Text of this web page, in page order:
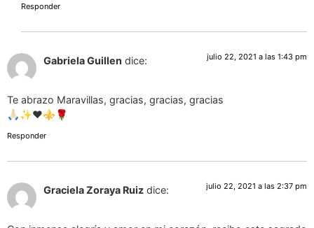
Responder
Gabriela Guillen dice: julio 22, 2021 a las 1:43 pm
Te abrazo Maravillas, gracias, gracias, gracias
🙏🏻✨❤️⚜️🌹
Responder
Graciela Zoraya Ruiz dice: julio 22, 2021 a las 2:37 pm